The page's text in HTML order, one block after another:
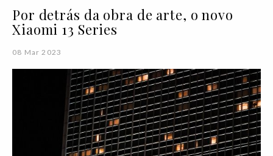
Por detrás da obra de arte, o novo
Xiaomi 13 Series
08 Mar 2023